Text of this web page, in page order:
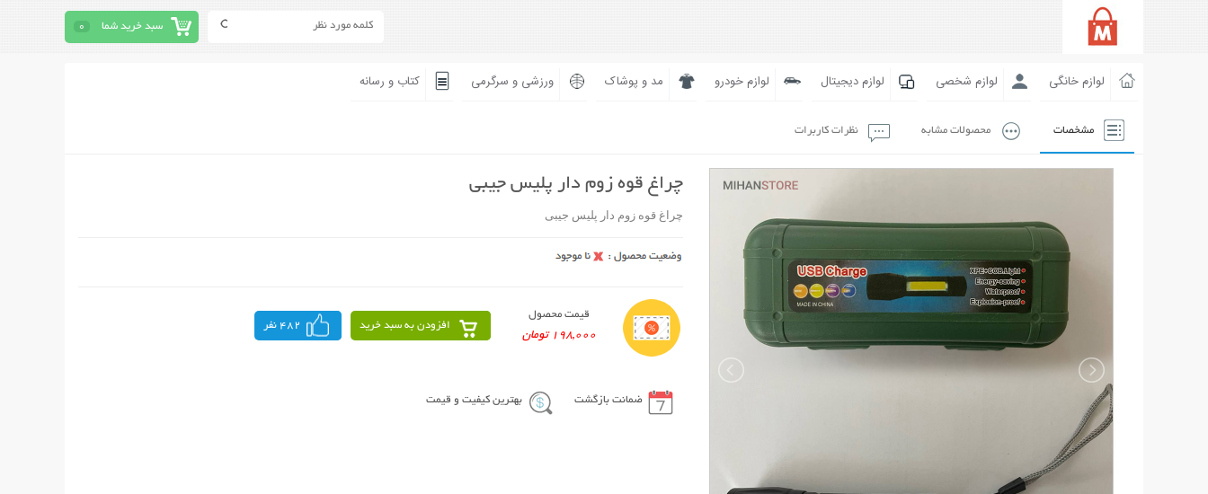
سبد خرید شما 0
لوازم خانگی لوازم شخصی لوازم دیجیتال لوازم خودرو مد و پوشاک ورزشی و سرگرمی کتاب و رسانه
مشخصات محصولات مشابه نظرات کاربرات
چراغ قوه زوم دار پلیس جیبی
چراغ قوه زوم دار پلیس جیبی
قیمت محصول
198,000 تومان
افزودن به سبد خرید 482 نفر
ضمانت بازگشت بهترین کیفیت و قیمت